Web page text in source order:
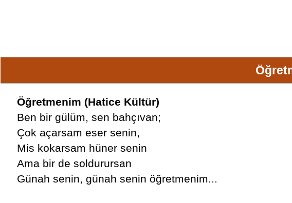
Öğretmenim (Hatice Kültür)
Ben bir gülüm, sen bahçıvan;
Çok açarsam eser senin,
Mis kokarsam hüner senin
Ama bir de soldurursan
Günah senin, günah senin öğretmenim...